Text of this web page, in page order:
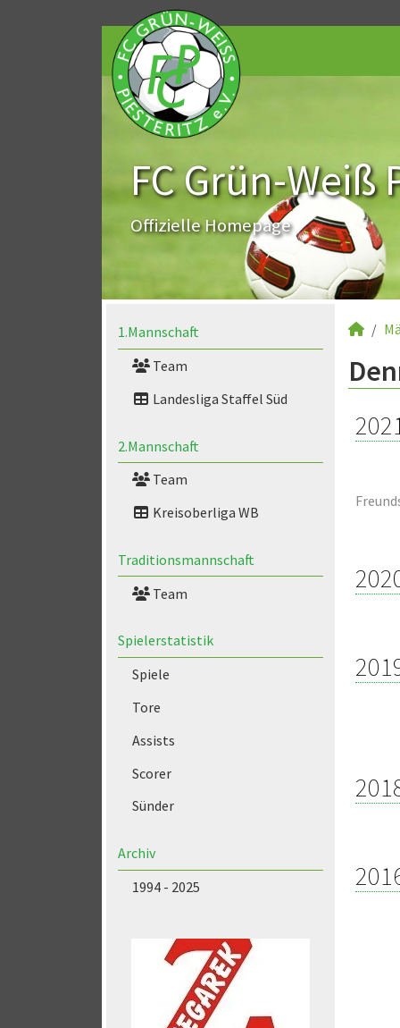
FC Grün-Weiß
Offizielle Homepage
1.Mannschaft
Team
Landesliga Staffel Süd
2.Mannschaft
Team
Kreisoberliga WB
Traditionsmannschaft
Team
Spielerstatistik
Spiele
Tore
Assists
Scorer
Sünder
Archiv
1994 - 2025